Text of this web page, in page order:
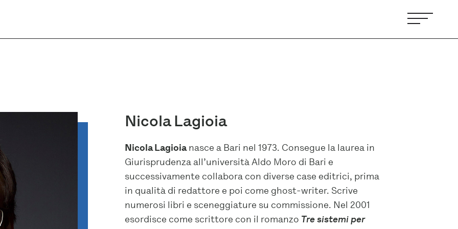
Nicola Lagioia
Nicola Lagioianasce a Bari nel 1973. Consegue la laurea in
Giurisprudenza all’università Aldo Moro di Bari e
successivamente collabora con diverse case editrici, prima
in qualità di redattore e poi come ghost-writer. Scrive
numerosi libri e sceneggiature su commissione. Nel 2001
esordisce come scrittore con il romanzo Tre sistemi per